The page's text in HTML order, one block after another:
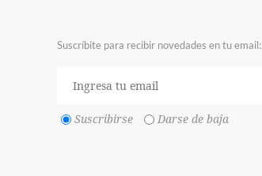
Suscríbite para recibir novedades en tu email:
Suscribirse Darse de baja